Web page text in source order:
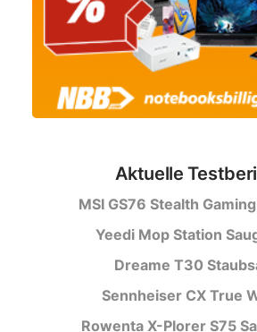
Aktuelle
MSI GS76 Stealth
Yeedi Mop Station
Dreame T30
Sennheiser CX True
Rowenta X-Plorer S75